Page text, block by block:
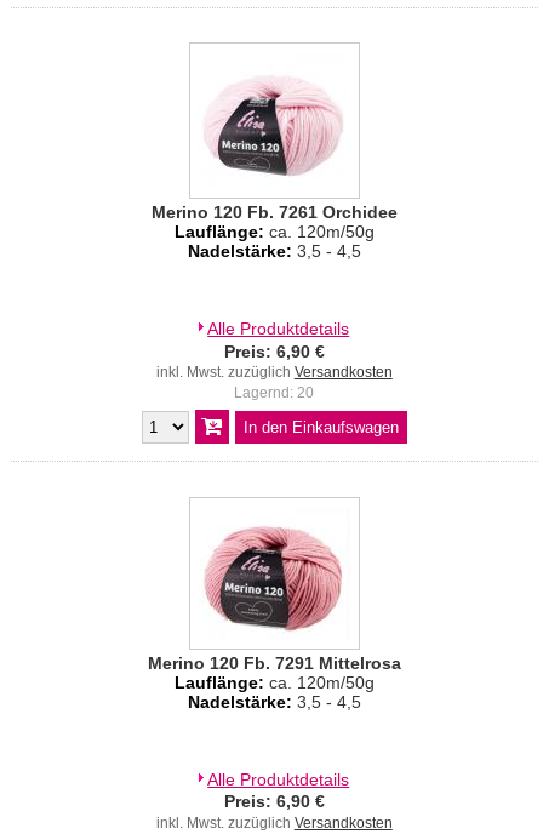
Merino 120 Fb. 7261 Orchidee
Lauflänge: ca. 120m/50g
Nadelstärke: 3,5 - 4,5
Alle Produktdetails
Preis: 6,90 €
inkl. Mwst. zuzüglich Versandkosten
Lagernd: 20
Merino 120 Fb. 7291 Mittelrosa
Lauflänge: ca. 120m/50g
Nadelstärke: 3,5 - 4,5
Alle Produktdetails
Preis: 6,90 €
inkl. Mwst. zuzüglich Versandkosten